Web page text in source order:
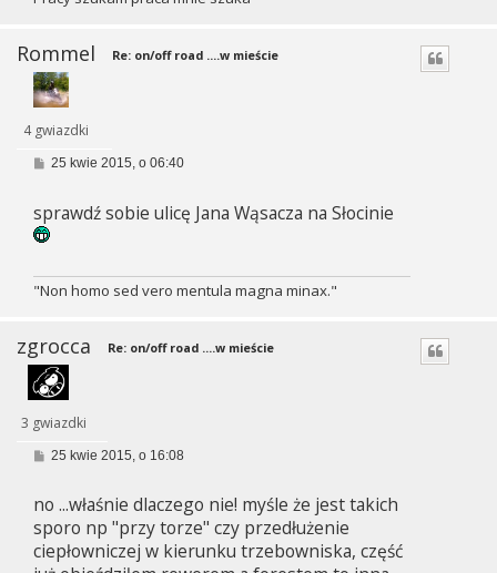
Rommel
4 gwiazdki
Re: on/off road ....w mieście
P
t
25 kwie 2015, o 06:40
sprawdź sobie ulicę Jana Wąsacza na Słocinie
"Non homo sed vero mentula magna minax."
zgrocca
3 gwiazdki
Re: on/off road ....w mieście
P
t
25 kwie 2015, o 16:08
no ...właśnie dlaczego nie! myśle że jest takich
sporo np "przy torze" czy przedłużenie
ciepłowniczej w kierunku trzebowniska, część